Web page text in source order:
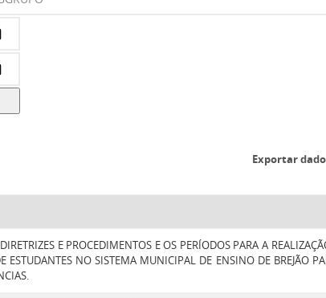
E PROCEDIMENTOS E OS PERÍODOS PARA A
ESTUDANTES NO SISTEMA MUNICIPAL DE ENSINO DE BREJÃO